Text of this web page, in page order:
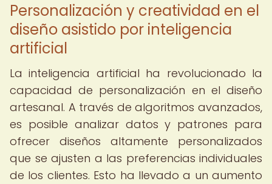
Personalización y creatividad en el
diseño asistido por inteligencia
artificial
La inteligencia artificial ha revolucionado la
capacidad de personalización en el diseño
artesanal. A través de algoritmos avanzados,
es posible analizar datos y patrones para
ofrecer diseños altamente personalizados
que se ajusten a las preferencias individuales
de los clientes. Esto ha llevado a un aumento